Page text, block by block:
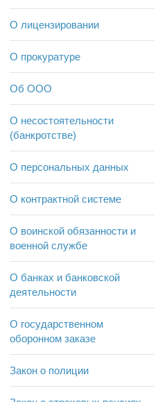
О лицензировании
О прокуратуре
Об ООО
О несостоятельности
(банкротстве)
О персональных данных
О контрактной системе
О воинской обязанности и
военной службе
О банках и банковской
деятельности
О государственном
оборонном заказе
Закон о полиции